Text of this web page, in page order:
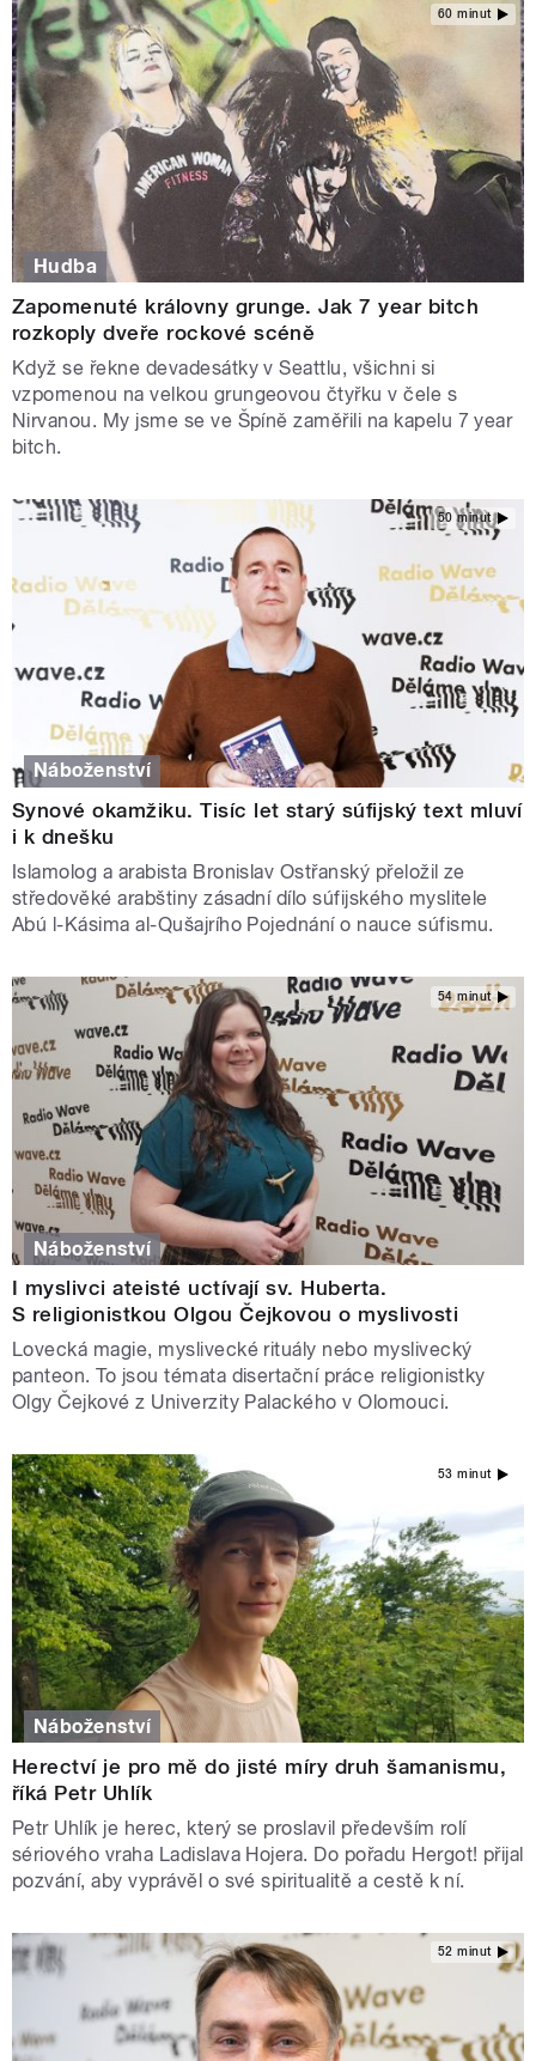
60 minut
Hudba
Zapomenuté královny grunge. Jak 7 year bitch
rozkoply dveře rockové scéně
Když se řekne devadesátky v Seattlu, všichni si
vzpomenou na velkou grungeovou čtyřku v čele s
Nirvanou. My jsme se ve Špíně zaměřili na kapelu 7 year
bitch.
50 minut
Náboženství
Synové okamžiku. Tisíc let starý súfijský text mluví
i k dnešku
Islamolog a arabista Bronislav Ostřanský přeložil ze
středověké arabštiny zásadní dílo súfijského myslitele
Abú l-Kásima al-Qušajrího Pojednání o nauce súfismu.
54 minut
Náboženství
I myslivci ateisté uctívají sv. Huberta.
S religionistkou Olgou Čejkovou o myslivosti
Lovecká magie, myslivecké rituály nebo myslivecký
panteon. To jsou témata disertační práce religionistky
Olgy Čejkové z Univerzity Palackého v Olomouci.
53 minut
Náboženství
Herectví je pro mě do jisté míry druh šamanismu,
říká Petr Uhlík
Petr Uhlík je herec, který se proslavil především rolí
sériového vraha Ladislava Hojera. Do pořadu Hergot! přijal
pozvání, aby vyprávěl o své spiritualitě a cestě k ní.
52 minut